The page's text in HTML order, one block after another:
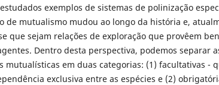
exemplos de sistemas de polinização
de mutualismo mudou ao longo da história e,
que sejam relações de exploração que provêem
Dentro desta perspectiva, podemos separar
mutualísticas em duas categorias: (1) facultativas -
exclusiva entre as espécies e (2)